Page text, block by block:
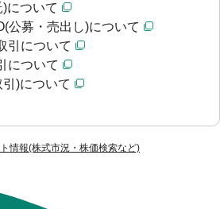
情報(株式市況・株価検索など)
について
公募・売出し)について
引について
について
)について